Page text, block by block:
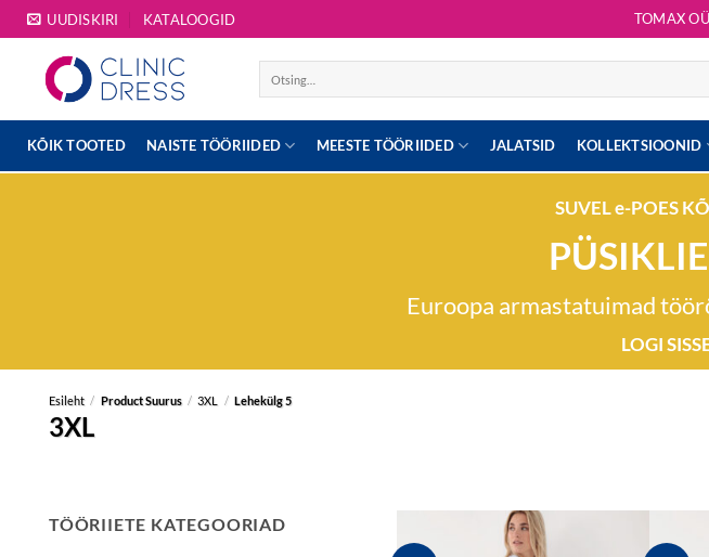
Skip
to
content
UUDISKIRI KATALOOGID TOMAX OÜ
KÕIK TOOTED NAISTE TÖÖRIIDED MEESTE TÖÖRIIDED JALATSID KOLLEKTSIOONID
SUVEL e-POES
Euroopa armastatuimad
LOGI
Esileht / Product Suurus / 3XL / Lehekülg 5
3XL
TÖÖRIIETE KATEGOORIAD